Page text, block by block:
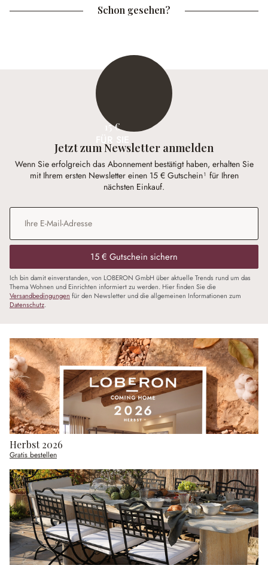
Schon gesehen?
15 €
Jetzt zum Newsletter anmelden
Wenn Sie erfolgreich das Abonnement bestätigt haben, erhalten Sie
mit Ihrem ersten Newsletter einen 15 € Gutschein¹ für Ihren
nächsten Einkauf.
E-Mail-Adresse
15 € Gutschein sichern
Ich bin damit einverstanden, von LOBERON GmbH über aktuelle Trends rund um das
Thema Wohnen und Einrichten informiert zu werden. Hier finden Sie die
Versandbedingungen für den Newsletter und die allgemeinen Informationen zum
Datenschutz.
Herbst 2026
Gratis bestellen